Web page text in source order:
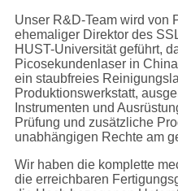
Unser R&D-Team wird von
ehemaliger Direktor des
HUST-Universität geführt,
Picosekundenlaser in
ein staubfreies
Produktionswerkstatt,
Instrumenten und
Prüfung und zusätzliche
unabhängigen Rechte am
Wir haben die komplette
die erreichbaren